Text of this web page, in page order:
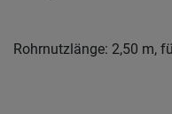
Rohrnutzlänge: 2,50 m,